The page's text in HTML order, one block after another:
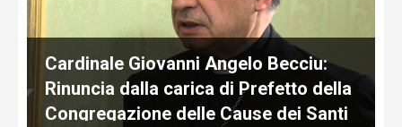
Cardinale Giovanni Angelo Becciu:
Rinuncia dalla carica di Prefetto della
Congregazione delle Cause dei Santi